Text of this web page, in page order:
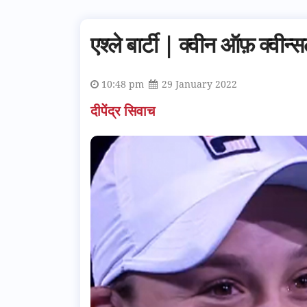
एश्ले बार्टी | क्वीन ऑफ़
10:48 pm 29 January 2022
दीपेंद्र सिवाच